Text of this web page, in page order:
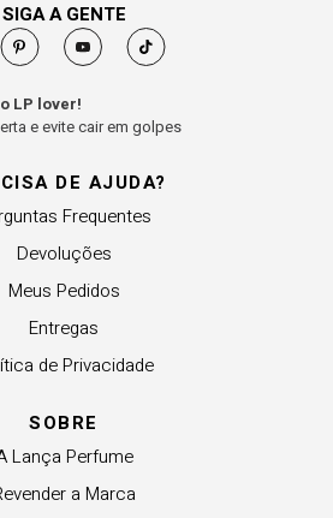
DE AJUDA?
Frequentes
Devoluções
Meus Pedidos
Entregas
de Privacidade
SOBRE
Lança Perfume
a Marca
SIGA A GENTE
LP lover!
e evite cair em golpes